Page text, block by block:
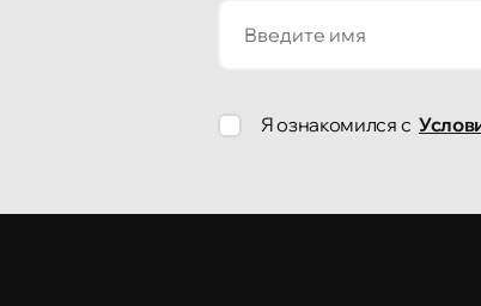
Я ознакомился с